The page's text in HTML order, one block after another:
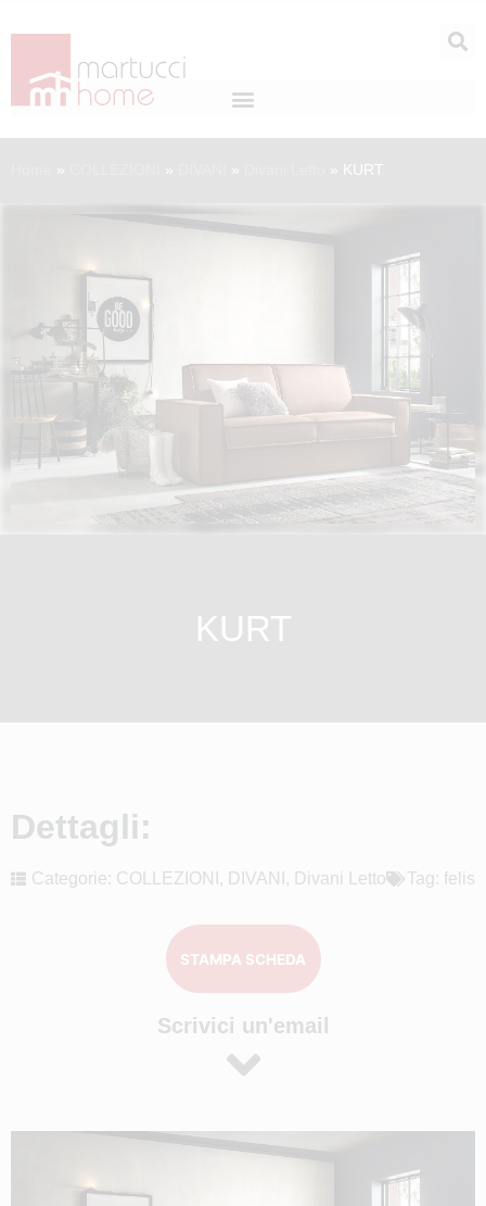
» » » » KURT
KURT
Dettagli:
Categorie: COLLEZIONI , DIVANI , Divani Letto Tag: felis
STAMPA SCHEDA
Scrivici un'email